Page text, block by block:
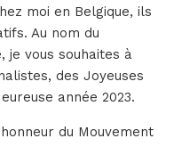
moi en Belgique, ils
Au nom du
je vous souhaites à
des Joyeuses
année 2023.
du Mouvement